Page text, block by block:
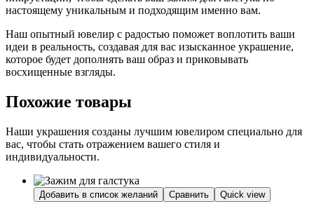
настоящему уникальным и подходящим именно вам.
Наш опытный ювелир с радостью поможет воплотить ваши
идеи в реальность, создавая для вас изысканное украшение,
которое будет дополнять ваш образ и приковывать
восхищенные взгляды.
Похожие товары
Наши украшения созданы лучшим ювелиром специально для
вас, чтобы стать отражением вашего стиля и
индивидуальности.
Добавить в список желаний Сравнить Quick view